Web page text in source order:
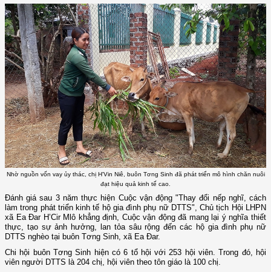
Nhờ nguồn vốn vay ủy thác, chị H'Vin Niê, buôn Tơng Sinh đã phát triển mô hình chăn nuôi
đạt hiệu quả kinh tế cao.
Đánh giá sau 3 năm thực hiện Cuộc vận động "Thay đổi nếp nghĩ, cách
làm trong phát triển kinh tế hộ gia đình phụ nữ DTTS", Chủ tịch Hội LHPN
xã Ea Đar H’Cir Mlô khẳng định, Cuộc vận động đã mang lại ý nghĩa thiết
thực, tạo sự ảnh hưởng, lan tỏa sâu rộng đến các hộ gia đình phụ nữ
DTTS nghèo tại buôn Tơng Sinh, xã Ea Đar.
Chi hội buôn Tơng Sinh hiện có 6 tổ hội với 253 hội viên. Trong đó, hội
viên người DTTS là 204 chị, hội viên theo tôn giáo là 100 chị.